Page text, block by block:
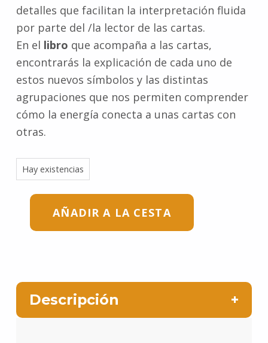
detalles que facilitan la interpretación fluida
por parte del /la lector de las cartas.
En el libro que acompaña a las cartas,
encontrarás la explicación de cada uno de
estos nuevos símbolos y las distintas
agrupaciones que nos permiten comprender
cómo la energía conecta a unas cartas con
otras.
Hay existencias
AÑADIR A LA CESTA
Descripción